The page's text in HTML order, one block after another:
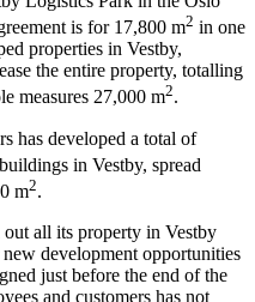
is for 17,800 m2 in one
properties in Vestby,
the entire property, totalling
measures 27,000 m2.
has developed a total of
in Vestby, spread
m2.
all its property in Vestby
development opportunities
just before the end of the
and customers has not